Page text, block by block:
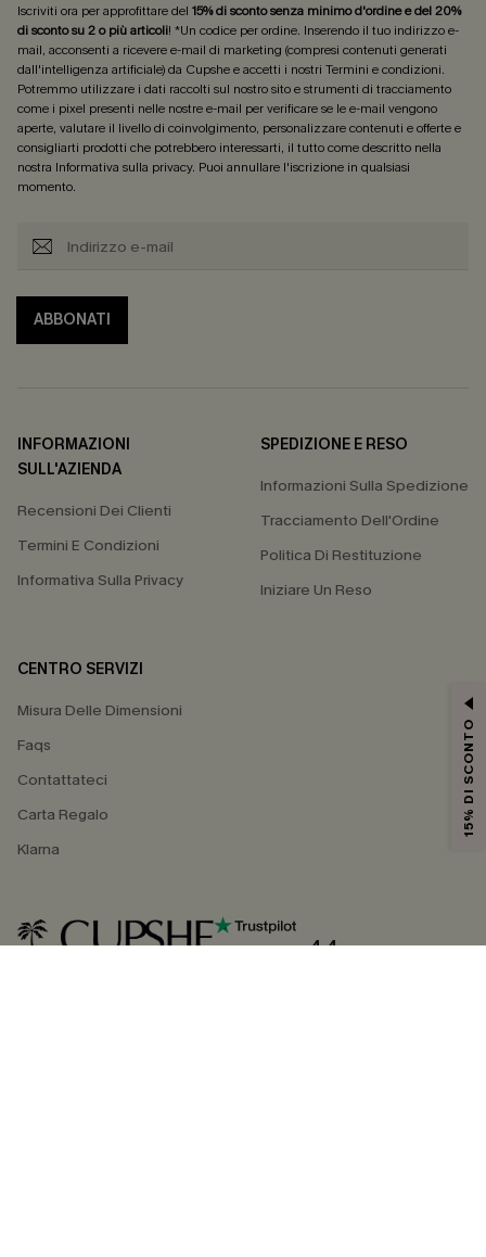
Iscriviti ora per approfittare del 15% di sconto senza minimo d'ordine e del 20%
di sconto su 2 o più articoli! *Un codice per ordine. Inserendo il tuo indirizzo e-
mail, acconsenti a ricevere e-mail di marketing (compresi contenuti generati
dall'intelligenza artificiale) da Cupshe e accetti i nostri Termini e condizioni.
Potremmo utilizzare i dati raccolti sul nostro sito e strumenti di tracciamento
come i pixel presenti nelle nostre e-mail per verificare se le e-mail vengono
aperte, valutare il livello di coinvolgimento, personalizzare contenuti e offerte e
consigliarti prodotti che potrebbero interessarti, il tutto come descritto nella
nostra Informativa sulla privacy. Puoi annullare l'iscrizione in qualsiasi
momento.
ABBONATI
INFORMAZIONI
SULL'AZIENDA
Recensioni Dei Clienti
Termini E Condizioni
Informativa Sulla Privacy
SPEDIZIONE E RESO
Informazioni Sulla Spedizione
Tracciamento Dell'Ordine
Politica Di Restituzione
Iniziare Un Reso
CENTRO SERVIZI
Misura Delle Dimensioni
Faqs
Contattateci
Carta Regalo
Klarna
4.4
15% DI SCONTO